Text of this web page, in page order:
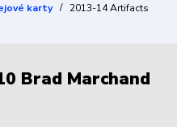
karty
2013-14 Artifacts
Brad Marchand